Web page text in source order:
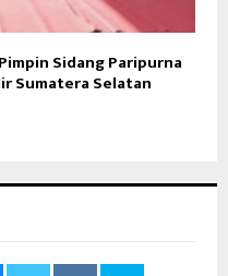
Sidang Paripurna
Sumatera Selatan